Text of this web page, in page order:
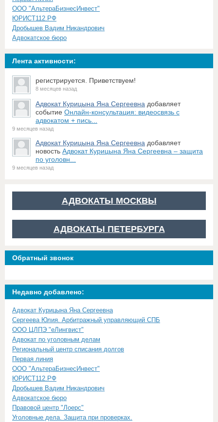
ООО "АльтераБизнесИнвест"
ЮРИСТ112.РФ
Дробышев Вадим Никандрович
Адвокатское бюро
Лента активности:
регистрируется. Приветствуем!
8 месяцев назад
Адвокат Курицына Яна Сергеевна добавляет
событие Онлайн-консультация: видеосвязь с
адвокатом + пись...
9 месяцев назад
Адвокат Курицына Яна Сергеевна добавляет
новость Адвокат Курицына Яна Сергеевна – защита
по уголовн...
9 месяцев назад
АДВОКАТЫ МОСКВЫ
АДВОКАТЫ ПЕТЕРБУРГА
Обратный звонок
Недавно добавлено:
Адвокат Курицына Яна Сергеевна
Сергеева Юлия. Арбитражный управляющий СПБ
ООО ЦЛПЭ "еЛингвист"
Адвокат по уголовным делам
Региональный центр списания долгов
Первая линия
ООО "АльтераБизнесИнвест"
ЮРИСТ112.РФ
Дробышев Вадим Никандрович
Адвокатское бюро
Правовой центр "Лоерс"
Уголовные дела. Защита при проверках.